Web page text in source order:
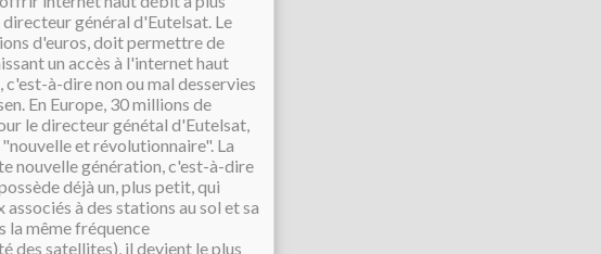
général d'Eutelsat. Le
d'euros, doit permettre de
un accès à l'internet haut
à-dire non ou mal desservies
En Europe, 30 millions de
le directeur génétal d'Eutelsat,
et révolutionnaire". La
nouvelle génération, c'est-à-dire
déjà un, plus petit, qui
à des stations au sol et sa
la même fréquence
des satellites), il devient le plus